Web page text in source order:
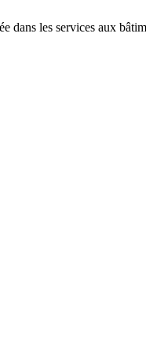
dans les services aux